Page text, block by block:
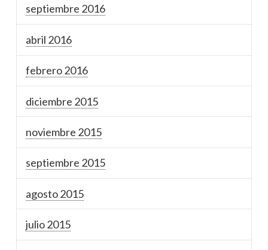
septiembre 2016
abril 2016
febrero 2016
diciembre 2015
noviembre 2015
septiembre 2015
agosto 2015
julio 2015